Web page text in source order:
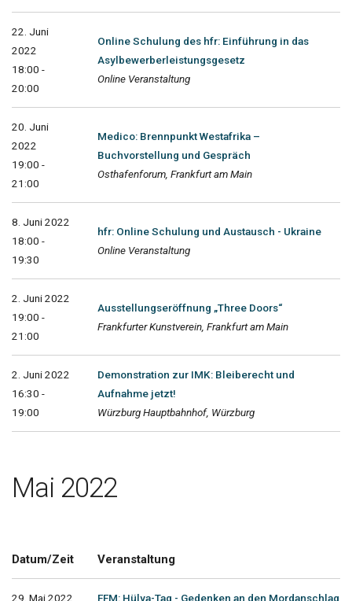
22. Juni
2022
18:00 -
20:00
Online Schulung des hfr: Einführung in das
Asylbewerberleistungsgesetz
Online Veranstaltung
20. Juni
2022
19:00 -
21:00
Medico: Brennpunkt Westafrika –
Buchvorstellung und Gespräch
Osthafenforum, Frankfurt am Main
8. Juni 2022
18:00 -
19:30
hfr: Online Schulung und Austausch - Ukraine
Online Veranstaltung
2. Juni 2022
19:00 -
21:00
Ausstellungseröffnung „Three Doors“
Frankfurter Kunstverein, Frankfurt am Main
2. Juni 2022
16:30 -
19:00
Demonstration zur IMK: Bleiberecht und
Aufnahme jetzt!
Würzburg Hauptbahnhof, Würzburg
Mai 2022
Datum/Zeit Veranstaltung
29. Mai 2022
FFM: Hülya-Tag - Gedenken an den Mordanschlag